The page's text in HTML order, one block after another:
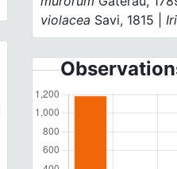
violacea Savi, 1815 |